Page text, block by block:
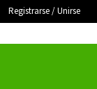
Registrarse / Unirse